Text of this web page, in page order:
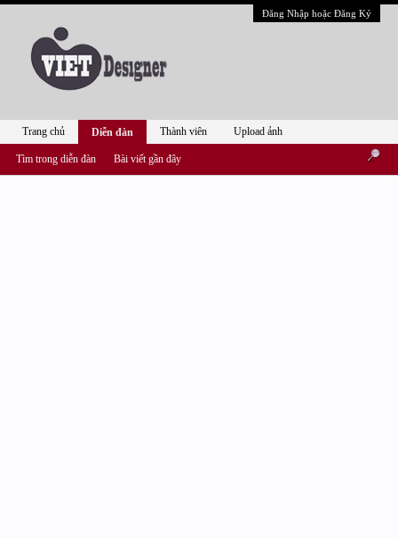
Đăng Nhập hoặc Đăng Ký
Trang chủ Diễn đàn
Tìm trong diễn đàn Bài viết gần đây
Thành viên Upload ảnh